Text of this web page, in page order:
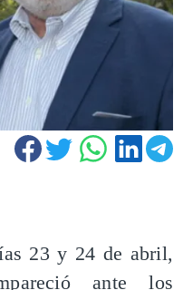
23 y 24 de abril,
ante los